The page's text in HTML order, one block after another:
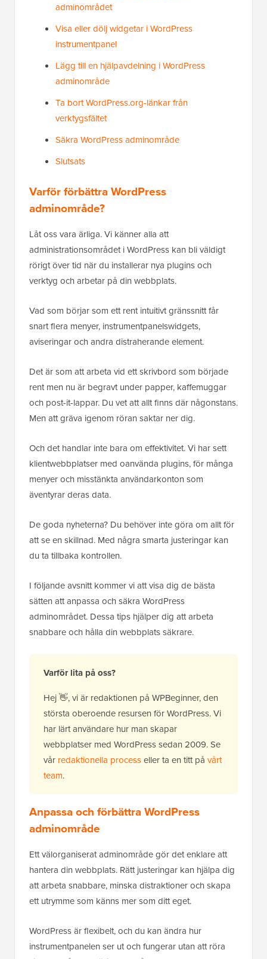
adminområdet
Visa eller dölj widgetar i WordPress
instrumentpanel
Lägg till en hjälpavdelning i WordPress
adminområde
Ta bort WordPress.org-länkar från
verktygsfältet
Säkra WordPress adminområde
Slutsats
Varför förbättra WordPress
adminområde?
Låt oss vara ärliga. Vi känner alla att
administrationsområdet i WordPress kan bli väldigt
rörigt över tid när du installerar nya plugins och
verktyg och arbetar på din webbplats.
Vad som börjar som ett rent intuitivt gränssnitt får
snart flera menyer, instrumentpanelswidgets,
aviseringar och andra distraherande element.
Det är som att arbeta vid ett skrivbord som började
rent men nu är begravt under papper, kaffemuggar
och post-it-lappar. Du vet att allt finns där någonstans.
Men att gräva igenom röran saktar ner dig.
Och det handlar inte bara om effektivitet. Vi har sett
klientwebbplatser med oanvända plugins, för många
menyer och misstänkta användarkonton som
äventyrar deras data.
De goda nyheterna? Du behöver inte göra om allt för
att se en skillnad. Med några smarta justeringar kan
du ta tillbaka kontrollen.
I följande avsnitt kommer vi att visa dig de bästa
sätten att anpassa och säkra WordPress
adminområdet. Dessa tips hjälper dig att arbeta
snabbare och hålla din webbplats säkrare.
Varför lita på oss?
Hej 👋, vi är redaktionen på WPBeginner, den
största oberoende resursen för WordPress. Vi
har lärt användare hur man skapar
webbplatser med WordPress sedan 2009. Se
vår redaktionella processeller ta en titt på vårt
team.
Anpassa och förbättra WordPress
adminområde
Ett välorganiserat adminområde gör det enklare att
hantera din webbplats. Rätt justeringar kan hjälpa dig
att arbeta snabbare, minska distraktioner och skapa
ett utrymme som känns mer som ditt eget.
WordPress är flexibelt, och du kan ändra hur
instrumentpanelen ser ut och fungerar utan att röra